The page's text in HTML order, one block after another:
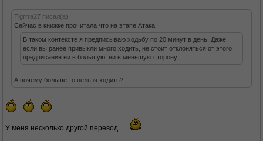
Tigrrra27 писал(а):
Сейчас в книжке прочитала что на этапе Атака:
В таком контексте я предписываю ходьбу по 20 минут в день. Даже
если вы ранее привыкли много ходить, не стоит отклоняться от этого
предписания ни в большую, ни в меньшую сторону
А почему больше то нельзя ходить?
У меня несколько другой перевод...